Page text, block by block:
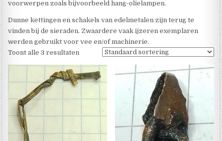
voorwerpen zoals bijvoorbeeld hang-olielampen.
Dunne kettingen en schakels van edelmetalen zijn terug te
vinden bij de sieraden. Zwaardere vaak ijzeren exemplaren
werden gebruikt voor vee en/of machinerie.
Toont alle 3 resultaten